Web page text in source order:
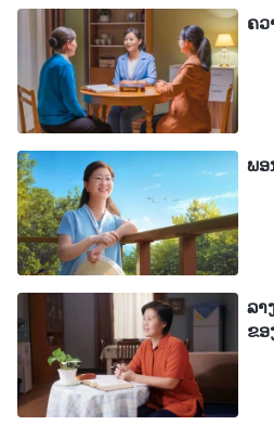
ຂອງຂ້ອຍຄືກັບແມັດທິວໄດ້. ຂ້ອຍ
ອາດຈະເຊົາເປັນນັກເທດສະໜາ.
ຕ້ອງຮ່ວມງານກັບແມັດທິວ. ຂ້ອຍ
ລາວ ຖ້າຂ້ອຍປ່ຽນໄປເຮັດໜ້າທີ່ອື່
ແຍກແຍະຕົວເອງໄດ້”. ແຕ່ເມື່ອຂ້
ແທ້ໆ, ຂ້ອຍກໍຮູ້ສຶກຜິດໜ້ອຍໜຶ່ງ ແ
ຂ້ອຍຈຶ່ງອະທິຖານຫາພຣະເຈົ້າ,
ເຂົ້າໃຈສະພາວະປັດຈຸບັນຂອງຂ້ອຍ.
ຂ້ອຍຄິດຫາຂໍ້ຄວາມຈາກພຣະທຳຂ
“ ໜ້າທີ່ມາຈາກພຣະເຈົ້າ; ພວກມັ
ການຝາກຝັງທີ່ພຣະອົງຍື່ນໃຫ້ກັບ
ຄວ
ພອ
ລາ
ຂ